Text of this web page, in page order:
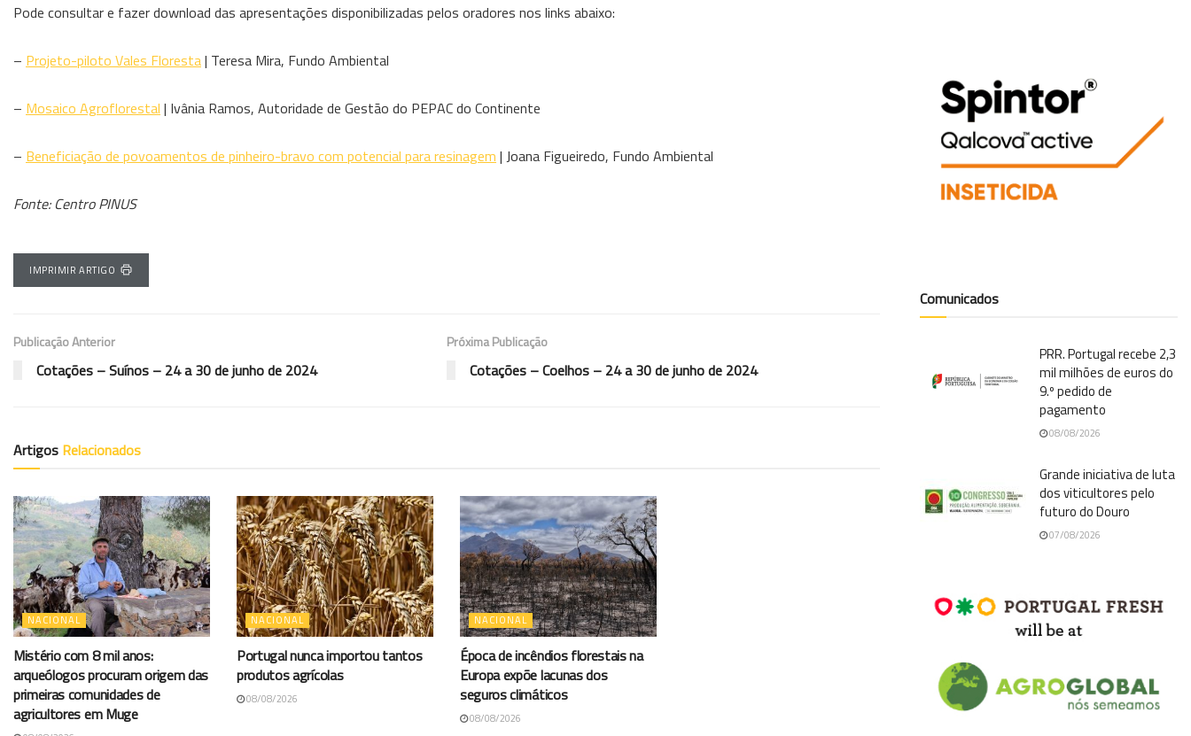
Pode consultar e fazer download das apresentações disponibilizadas pelos oradores nos links abaixo:
– Projeto-piloto Vales Floresta| Teresa Mira, Fundo Ambiental
– Mosaico Agroflorestal | Ivânia Ramos, Autoridade de Gestão do PEPAC do Continente
– Beneficiação de povoamentos de pinheiro-bravo com potencial para resinagem | Joana Figueiredo, Fundo Ambiental
Fonte: Centro PINUS
IMPRIMIR ARTIGO
Publicação Anterior
Cotações – Suínos – 24 a 30 de junho de 2024
Próxima Publicação
Cotações – Coelhos – 24 a 30 de junho de 2024
Artigos Relacionados
NACIONAL
Mistério com 8 mil anos:
arqueólogos procuram origem das
primeiras comunidades de
agricultores em Muge
NACIONAL
Portugal nunca importou tantos
produtos agrícolas
08/08/2026
NACIONAL
Época de incêndios florestais na
Europa expõe lacunas dos
seguros climáticos
08/08/2026
Comunicados
PRR. Portugal recebe 2,3
mil milhões de euros do
9.º pedido de
pagamento
08/08/2026
Grande iniciativa de luta
dos viticultores pelo
futuro do Douro
07/08/2026